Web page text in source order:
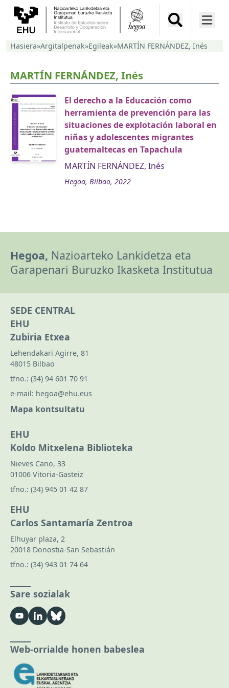
Hasiera»Argitalpenak»Egileak»MARTÍN FERNÁNDEZ, Inés
MARTÍN FERNÁNDEZ, Inés
El derecho a la Educación como
herramienta de prevención para las
situaciones de explotación laboral en
niñas y adolescentes migrantes
guatemaltecas en Tapachula
MARTÍN FERNÁNDEZ, Inés
Hegoa, Bilbao, 2022
Hegoa, Nazioarteko Lankidetza eta
Garapenari Buruzko Ikasketa Institutua
SEDE CENTRAL
EHU
Zubiria Etxea
Lehendakari Agirre, 81
48015 Bilbao
tfno.: (34) 94 601 70 91
e-mail: hegoa@ehu.eus
Mapa kontsultatu
EHU
Koldo Mitxelena Biblioteka
Nieves Cano, 33
01006 Vitoria-Gasteiz
tfno.: (34) 945 01 42 87
EHU
Carlos Santamaría Zentroa
Elhuyar plaza, 2
20018 Donostia-San Sebastián
tfno.: (34) 943 01 74 64
Sare sozialak
Web-orrialde honen babeslea